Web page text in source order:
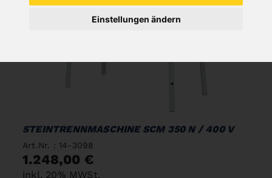
Einstellungen ändern
STEINTRENNMASCHINE SCM 350 N / 400 V
Art.Nr. : 14-3098
1.248,00 €
inkl. 20% MWSt.